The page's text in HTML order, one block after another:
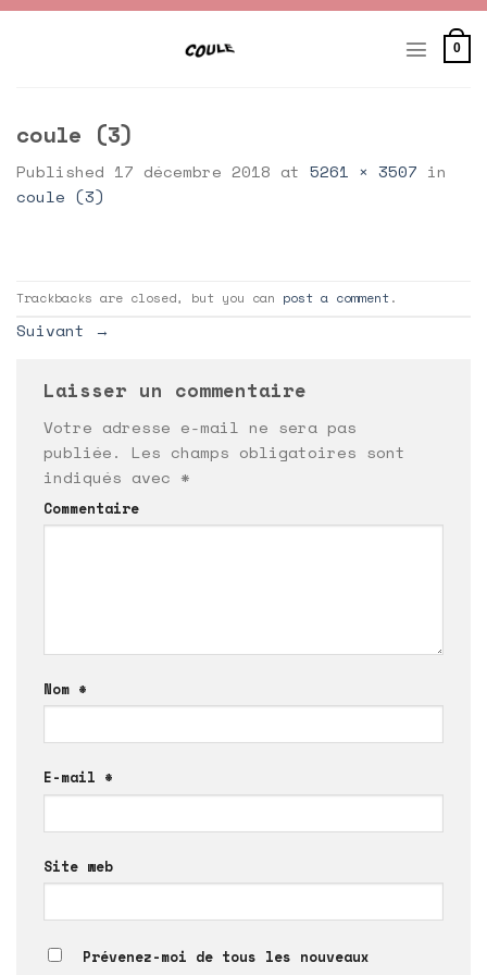
0
coule (3)
Published 17 décembre 2018 at 5261 × 3507 in
coule (3)
Trackbacks are closed, but you can post a comment.
Suivant →
Laisser un commentaire
Votre adresse e-mail ne sera pas
publiée.
Les champs obligatoires sont
indiqués avec *
Commentaire
Nom *
E-mail *
Site web
Prévenez-moi de tous les nouveaux